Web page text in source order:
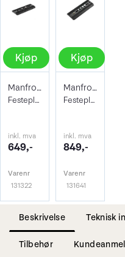
Kjøp
Manfrotto Kameraplate 504PLONGR-1
Festeplate til Pro Videohoder
inkl. mva
649,-
Varenr
131322
Kjøp
Manfrotto Kameraplate 509PLONG
Festeplate til 509HD Videohode
inkl. mva
849,-
Varenr
131641
Beskrivelse Teknisk
Tilbehør